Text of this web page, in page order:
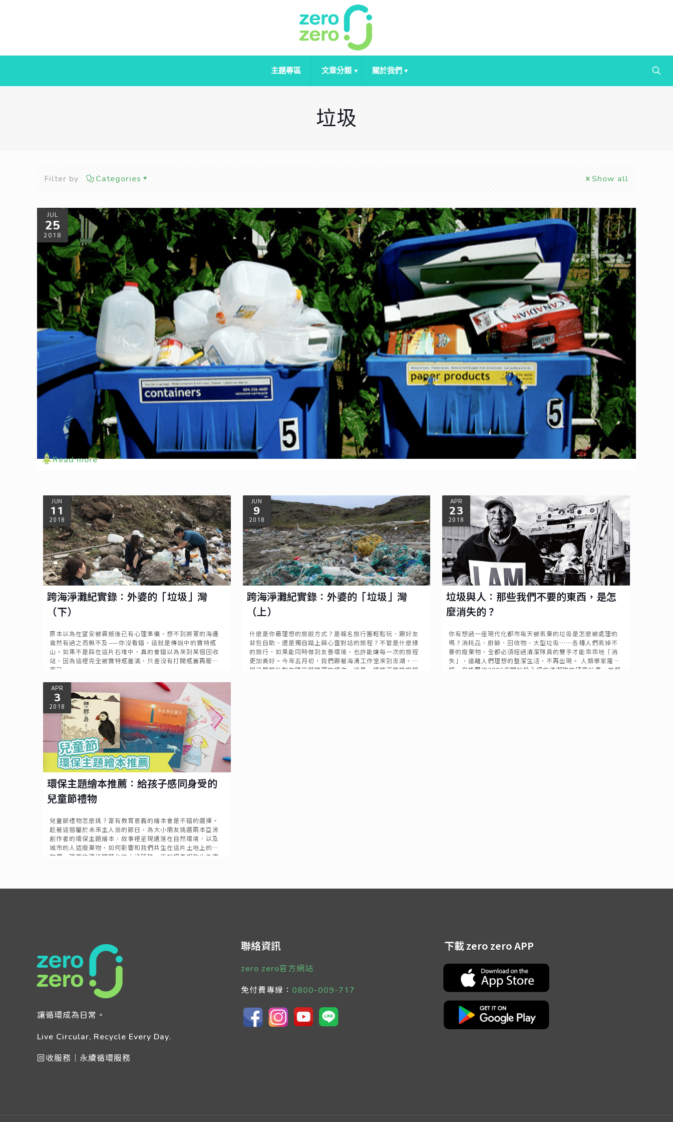
主題專區 文章分類 關於我們
垃圾
Filter by Categories Show all
JUL
25
2018
殘酷大哉問：你的垃圾值多少？
當環保觀念逐漸深植人心，我們希望丟掉的垃圾能被再製利用，然而這樣的願景若沒有足夠的利益來支撐，回收產業根本無法存在。亞當・明特是一位職業記者，他寫下回收業的現實面，告訴我們簡單的
「舊物利用」是如何演變成世界經濟全球化中舉足輕重的「國際事業」，打破一般人對於回收的錯誤想像。
Read more
JUN
11
2018
跨海淨灘紀實錄：外婆的「垃圾」灣
（下）
原本以為在望安被震撼後已有心理準備，想不到將軍的海邊
竟然有過之而無不及——你沒看錯，這就是傳說中的寶特瓶
山。如果不是踩在這片石堆中，真的會錯以為來到某個回收
站，因為這裡完全被寶特瓶塞滿，只差沒有打開瓶蓋再壓扁
而已。
Read more
JUN
9
2018
跨海淨灘紀實錄：外婆的「垃圾」灣
（上）
什麼是你最理想的旅遊方式？是報名旅行團輕鬆玩、跟好友
背包自助、還是獨自踏上與心靈對話的旅程？不管是什麼樣
的旅行，如果能同時做到友善環境，也許能讓每一次的旅程
更加美好。今年五月初，我們跟著海湧工作室來到澎湖，參
與了屠龍計劃在望安與將軍的場次，這是一場將深度旅遊與
APR
23
2018
垃圾與人：那些我們不要的東西，是怎
麼消失的？
你有想過一座現代化都市每天被丟棄的垃圾是怎麼被處理的
嗎？消耗品、廚餘、回收物、大型垃圾⋯⋯各種人們丟掉不
要的廢棄物，全都必須經過清潔隊員的雙手才能乖乖地「消
失」，遠離人們理想的整潔生活，不再出現。 人類學家羅
頻・奈格爾從2006年開始投入紐約清潔隊的研究計畫，並報
APR
3
2018
環保主題繪本推薦：給孩子感同身受的
兒童節禮物
兒童節禮物怎麼挑？富有教育意義的繪本會是不錯的選擇。
趁著這個屬於未來主人翁的節日，為大小朋友挑選兩本亞洲
創作者的環保主題繪本，故事裡呈現遺落在自然環境、以及
城市的人造廢棄物，如何影響和我們共生在這片土地上的生
物們。現實的環境問題也許太過殘酷，不如把真相軟化為寓
讓循環成為日常。
Live Circular, Recycle Every Day.
回收服務｜永續循環服務
聯絡資訊
zero zero官方網站
免付費專線： 0800-009-717
下載 zero zero APP